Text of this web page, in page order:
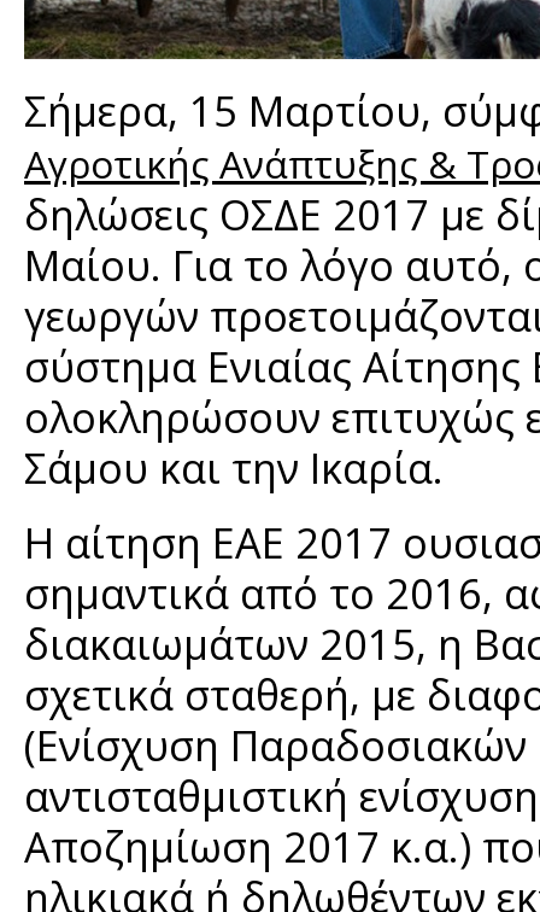
Σήμερα, 15 Μαρτίου,
Αγροτικής Ανάπτυξης &
δηλώσεις ΟΣΔΕ 2017 με
Μαίου. Για το λόγο
γεωργών
σύστημα Ενιαίας
ολοκληρώσουν επιτυχώς
Σάμου και την Ικαρία.
Η αίτηση ΕΑΕ 2017
σημαντικά από το 2016,
διακαιωμάτων 2015, η
σχετικά σταθερή, με
(Ενίσχυση Παραδοσιακών
αντισταθμιστική
Αποζημίωση 2017 κ.α.)
ηλικιακά ή δηλωθέντων